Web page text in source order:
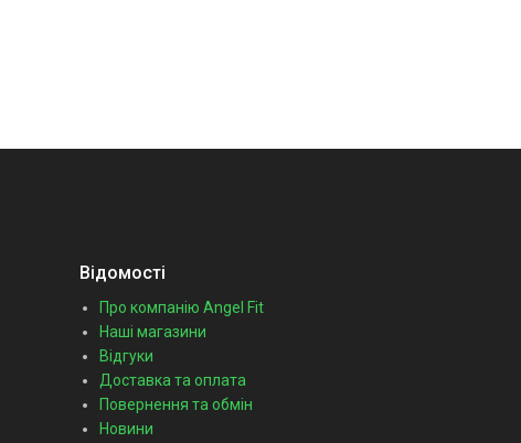
Відомості
Про компанію Angel Fit
Наші магазини
Відгуки
Доставка та оплата
Повернення та обмін
Новини